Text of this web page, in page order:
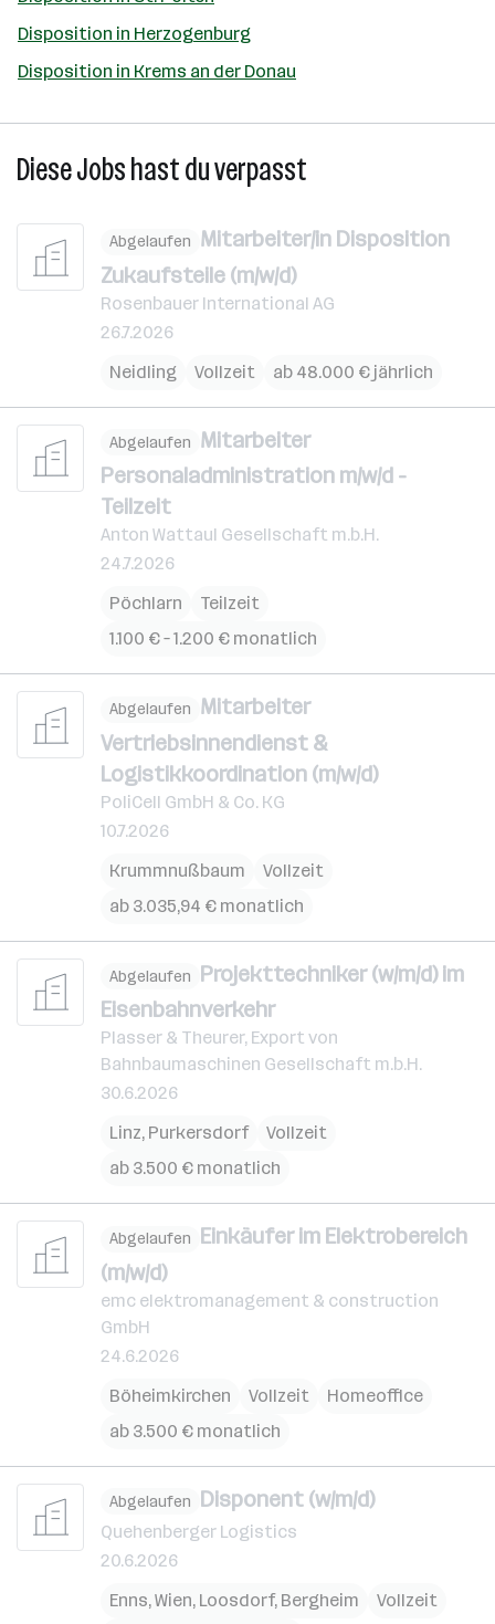
Disposition in Herzogenburg
Disposition in Krems an der Donau
Diese Jobs hast du verpasst
Abgelaufen Mitarbeiter/in Disposition
Zukaufsteile (m/w/d)
Rosenbauer International AG
26.7.2026
Neidling
Vollzeit ab 48.000 € jährlich
Abgelaufen Mitarbeiter
Personaladministration m/w/d -
Teilzeit
Anton Wattaul Gesellschaft m.b.H.
24.7.2026
Pöchlarn
Teilzeit
1.100 € – 1.200 € monatlich
Abgelaufen Mitarbeiter
Vertriebsinnendienst &
Logistikkoordination (m/w/d)
PoliCell GmbH & Co. KG
10.7.2026
Krummnußbaum
Vollzeit
ab 3.035,94 € monatlich
Abgelaufen Projekttechniker (w/m/d) im
Eisenbahnverkehr
Plasser & Theurer, Export von
Bahnbaumaschinen Gesellschaft m.b.H.
30.6.2026
Linz, Purkersdorf
Vollzeit
ab 3.500 € monatlich
Abgelaufen Einkäufer im Elektrobereich
(m/w/d)
emc elektromanagement & construction
GmbH
24.6.2026
Böheimkirchen
Vollzeit
Homeoffice
ab 3.500 € monatlich
Abgelaufen Disponent (w/m/d)
Quehenberger Logistics
20.6.2026
Enns,Wien, Loosdorf, Bergheim
Vollzeit